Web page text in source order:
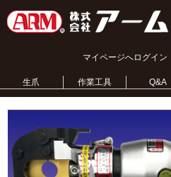
マイページへログイン
生爪 作業工具 Q&A